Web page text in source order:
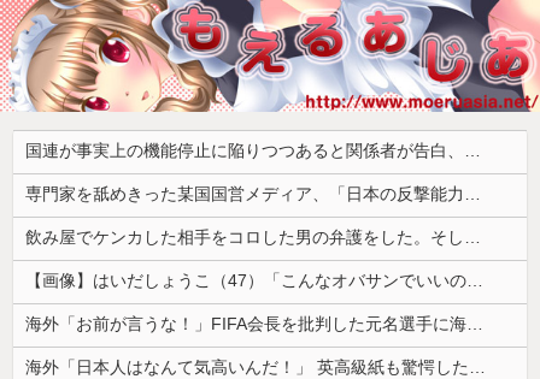
国連が事実上の機能停止に陥りつつあると関係者が告白、特に役に立たないくせに高給だけ毟り取った結果……
専門家を舐めきった某国国営メディア、「日本の反撃能力が地域を不安定化させている」というストーリーで番組制作を進めようとするも……
飲み屋でケンカした相手をコロした男の弁護をした。そして数年後、因果応報を思わせる出来事が…
【画像】はいだしょうこ（47）「こんなオバサンでいいの…？」
海外「お前が言うな！」FIFA会長を批判した元名選手に海外から猛反発！（海外の反応）
海外「日本人はなんて気高いんだ！」 英高級紙も驚愕した極限の中の日本人の姿に世界が衝撃